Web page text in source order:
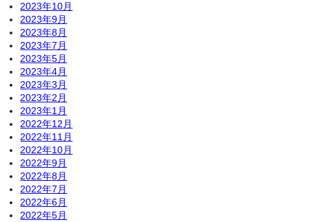
2023年10月
2023年9月
2023年8月
2023年7月
2023年5月
2023年4月
2023年3月
2023年2月
2023年1月
2022年12月
2022年11月
2022年10月
2022年9月
2022年8月
2022年7月
2022年6月
2022年5月